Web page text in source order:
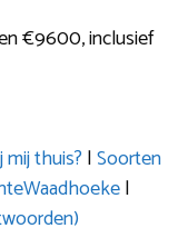
€9600, inclusief
thuis?|Soorten
|